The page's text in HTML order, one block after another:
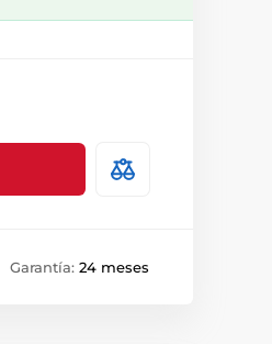
Garantía: 24 meses